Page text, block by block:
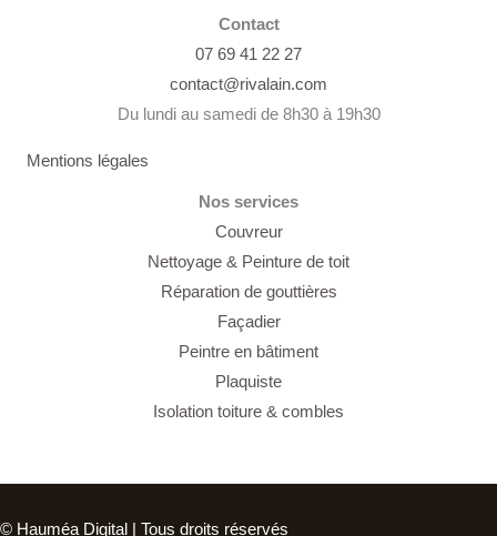
Contact
07 69 41 22 27
contact@rivalain.com
Du lundi au samedi de 8h30 à 19h30
Mentions légales
Nos services
Couvreur
Nettoyage & Peinture de toit
Réparation de gouttières
Façadier
Peintre en bâtiment
Plaquiste
Isolation toiture & combles
© Hauméa Digital | Tous droits réservés